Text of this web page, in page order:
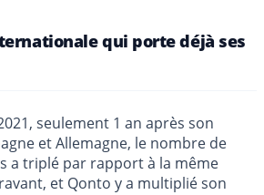
qui porte déjà ses
seulement 1 an après son
et Allemagne, le nombre de
a triplé par rapport à la même
et Qonto y a multiplié son